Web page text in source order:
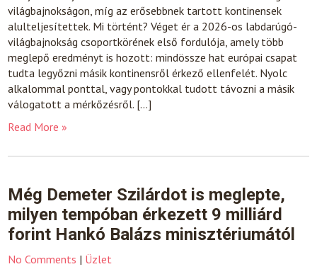
világbajnokságon, míg az erősebbnek tartott kontinensek
alulteljesítettek. Mi történt? Véget ér a 2026-os labdarúgó-
világbajnokság csoportkörének első fordulója, amely több
meglepő eredményt is hozott: mindössze hat európai csapat
tudta legyőzni másik kontinensről érkező ellenfelét. Nyolc
alkalommal ponttal, vagy pontokkal tudott távozni a másik
válogatott a mérkőzésről. […]
Read More »
Még Demeter Szilárdot is meglepte,
milyen tempóban érkezett 9 milliárd
forint Hankó Balázs minisztériumától
No Comments | Üzlet